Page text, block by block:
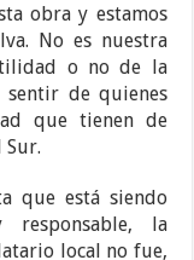
obra y estamos
No es nuestra
o no de la
sentir de quienes
que tienen de
Sur.
que está siendo
la
local no fue,